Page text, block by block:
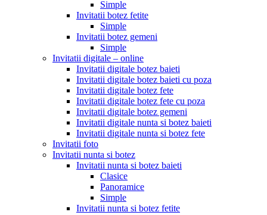
Simple
Invitatii botez fetite
Simple
Invitatii botez gemeni
Simple
Invitatii digitale – online
Invitatii digitale botez baieti
Invitatii digitale botez baieti cu poza
Invitatii digitale botez fete
Invitatii digitale botez fete cu poza
Invitatii digitale botez gemeni
Invitatii digitale nunta si botez baieti
Invitatii digitale nunta si botez fete
Invitatii foto
Invitatii nunta si botez
Invitatii nunta si botez baieti
Clasice
Panoramice
Simple
Invitatii nunta si botez fetite